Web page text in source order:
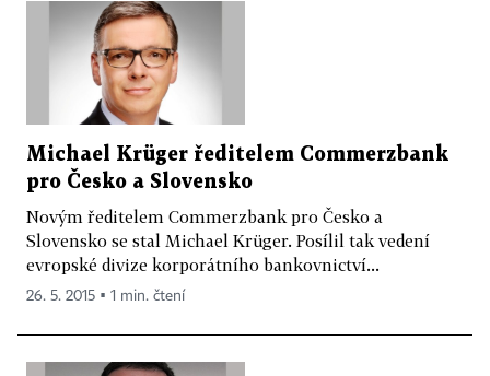
Michael Krüger ředitelem Commerzbank
pro Česko a Slovensko
Novým ředitelem Commerzbank pro Česko a
Slovensko se stal Michael Krüger. Posílil tak vedení
evropské divize korporátního bankovnictví...
26. 5. 2015 ▪ 1 min. čtení